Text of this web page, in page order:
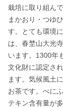
栽培に取り組ん
まかおり・つゆ
す。とても環境
は、春埜山大光
います。1300年
文化財に認定さ
ます。気候風土
お茶です。べに
テキン含有量が